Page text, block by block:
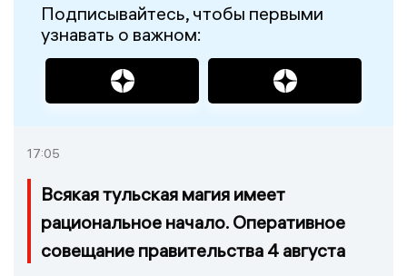
Подписывайтесь, чтобы первыми
узнавать о важном:
17:05
Всякая тульская магия имеет
рациональное начало. Оперативное
совещание правительства 4 августа